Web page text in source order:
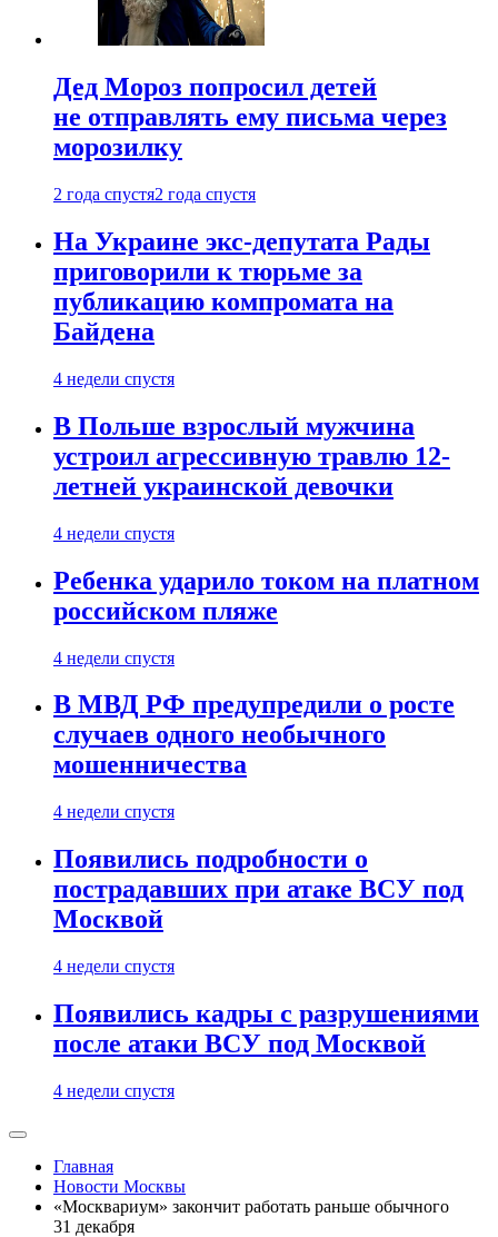
Дед Мороз попросил детей
не отправлять ему письма через
морозилку
2 года спустя2 года спустя
На Украине экс-депутата Рады
приговорили к тюрьме за
публикацию компромата на
Байдена
4 недели спустя
В Польше взрослый мужчина
устроил агрессивную травлю 12-
летней украинской девочки
4 недели спустя
Ребенка ударило током на платном
российском пляже
4 недели спустя
В МВД РФ предупредили о росте
случаев одного необычного
мошенничества
4 недели спустя
Появились подробности о
пострадавших при атаке ВСУ под
Москвой
4 недели спустя
Появились кадры с разрушениями
после атаки ВСУ под Москвой
4 недели спустя
Главная
Новости Москвы
«Москвариум» закончит работать раньше обычного
31 декабря